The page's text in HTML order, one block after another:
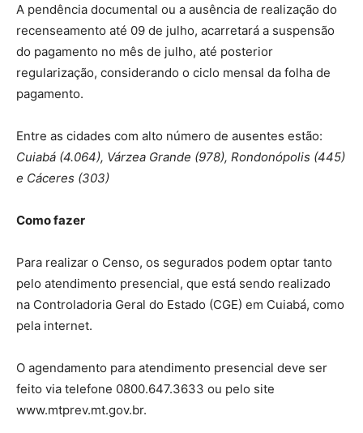
A pendência documental ou a ausência de realização do
recenseamento até 09 de julho, acarretará a suspensão
do pagamento no mês de julho, até posterior
regularização, considerando o ciclo mensal da folha de
pagamento.
Entre as cidades com alto número de ausentes estão:
Cuiabá (4.064), Várzea Grande (978), Rondonópolis (445)
e Cáceres (303)
Como fazer
Para realizar o Censo, os segurados podem optar tanto
pelo atendimento presencial, que está sendo realizado
na Controladoria Geral do Estado (CGE) em Cuiabá, como
pela internet.
O agendamento para atendimento presencial deve ser
feito via telefone 0800.647.3633 ou pelo site
www.mtprev.mt.gov.br.